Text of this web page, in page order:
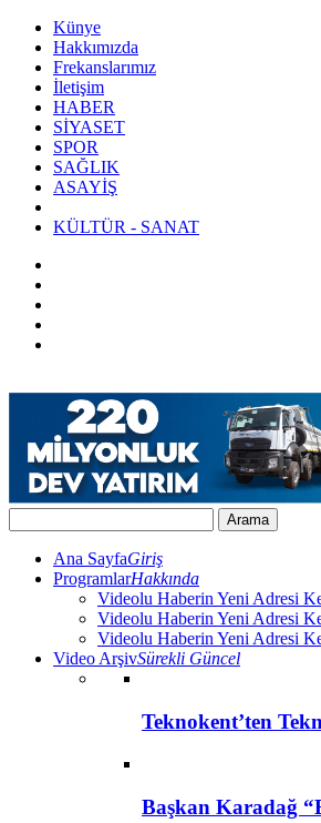
Künye
Hakkımızda
Frekanslarımız
İletişim
HABER
SİYASET
SPOR
SAĞLIK
ASAYİŞ
KÜLTÜR - SANAT
Ana SayfaGiriş
ProgramlarHakkında
Videolu Haberin Yeni Adresi
Videolu Haberin Yeni Adresi
Videolu Haberin Yeni Adresi
Video ArşivSürekli Güncel
Teknokent’ten
Başkan Karadağ